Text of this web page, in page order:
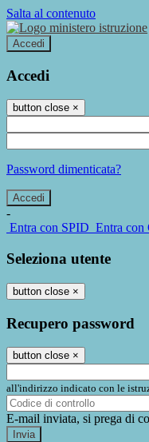
Salta al contenuto
Accedi
Accedi
button close ×
Password dimenticata?
-
Entra con SPID Entra con
Seleziona utente
button close ×
Recupero password
button close ×
all'indirizzo indicato con le
E-mail inviata, si prega di